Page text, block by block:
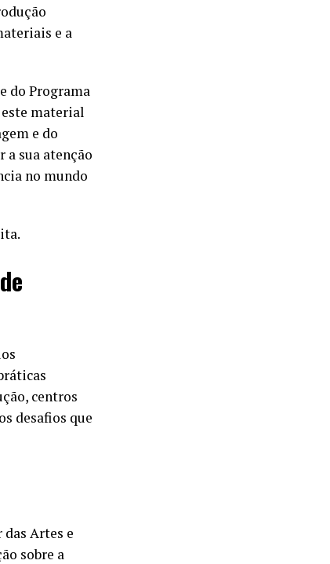
e a
do Programa
este material
e do
sua atenção
no mundo
centros
desafios que
Artes e
sobre a